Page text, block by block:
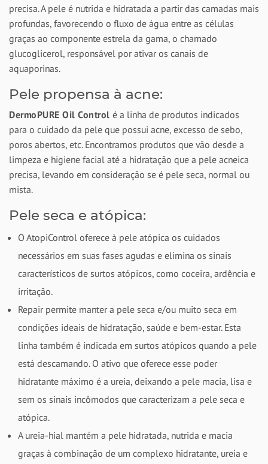
precisa. A pele é nutrida e hidratada a partir das camadas mais
profundas, favorecendo o fluxo de água entre as células
graças ao componente estrela da gama, o chamado
glucoglicerol, responsável por ativar os canais de
aquaporinas.
Pele propensa à acne:
DermoPURE Oil Control é a linha de produtos indicados
para o cuidado da pele que possui acne, excesso de sebo,
poros abertos, etc. Encontramos produtos que vão desde a
limpeza e higiene facial até a hidratação que a pele acneica
precisa, levando em consideração se é pele seca, normal ou
mista.
Pele seca e atópica:
O AtopiControl oferece à pele atópica os cuidados
necessários em suas fases agudas e elimina os sinais
característicos de surtos atópicos, como coceira, ardência e
irritação.
Repair permite manter a pele seca e/ou muito seca em
condições ideais de hidratação, saúde e bem-estar. Esta
linha também é indicada em surtos atópicos quando a pele
está descamando. O ativo que oferece esse poder
hidratante máximo é a ureia, deixando a pele macia, lisa e
sem os sinais incômodos que caracterizam a pele seca e
atópica.
A ureia-hial mantém a pele hidratada, nutrida e macia
graças à combinação de um complexo hidratante, ureia e